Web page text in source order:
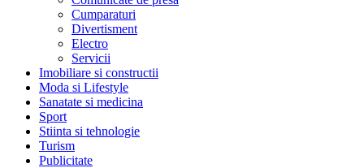
Cumparaturi
Divertisment
Electro
Servicii
Imobiliare si constructii
Moda si Lifestyle
Sanatate si medicina
Sport
Stiinta si tehnologie
Turism
Publicitate